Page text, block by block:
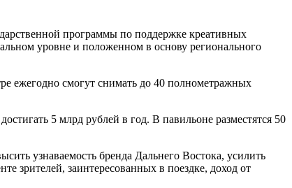
программы по поддержке креативных
уровне и положенном в основу регионального
ежегодно смогут снимать до 40 полнометражных
5 млрд рублей в год. В павильоне разместятся 50
узнаваемость бренда Дальнего Востока, усилить
зрителей, заинтересованных в поездке, доход от